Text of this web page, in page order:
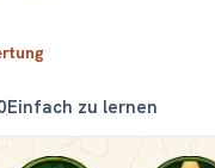
Einfach zu lernen